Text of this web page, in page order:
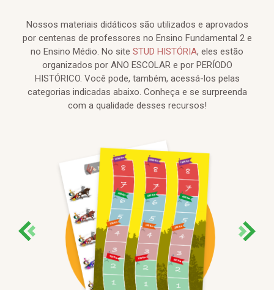
Nossos materiais didáticos são utilizados e aprovados
por centenas de professores no Ensino Fundamental 2 e
no Ensino Médio. No site STUD HISTÓRIA, eles estão
organizados por ANO ESCOLAR e por PERÍODO
HISTÓRICO. Você pode, também, acessá-los pelas
categorias indicadas abaixo. Conheça e se surpreenda
com a qualidade desses recursos!